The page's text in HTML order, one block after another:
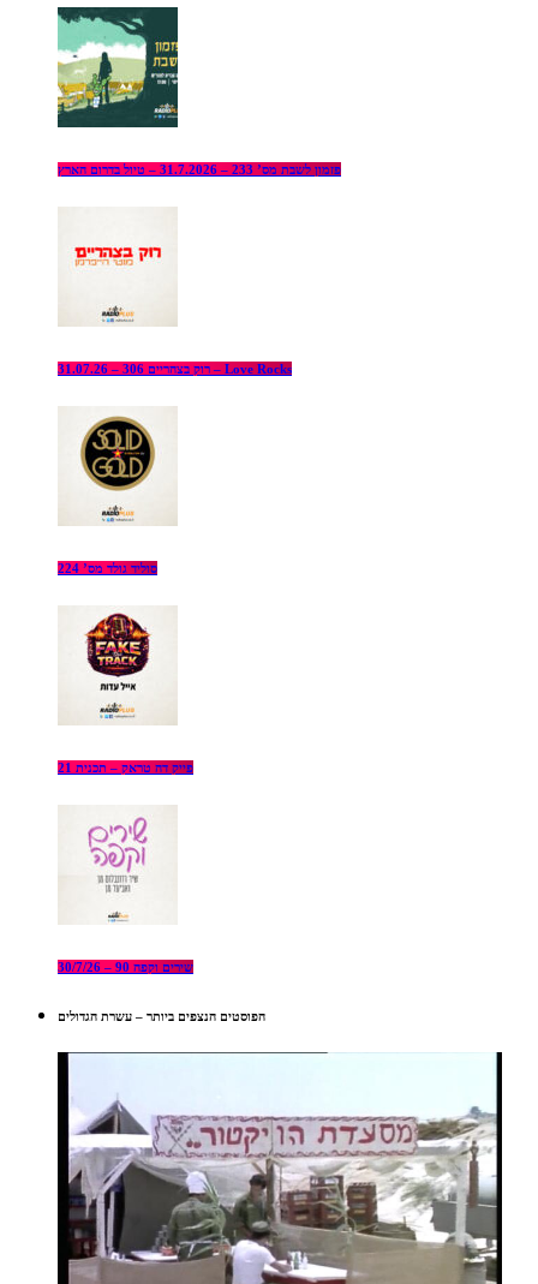
פזמון לשבת מס’ 233 – 31.7.2026 – טיול בדרום הארץ
רוק בצהריים 306 – 31.07.26 – Love Rocks
סוליד גולד מס’ 224
פייק דה טראק – תכנית 21
שירים וקפה 90 – 30/7/26
הפוסטים הנצפים ביותר – עשרת הגדולים